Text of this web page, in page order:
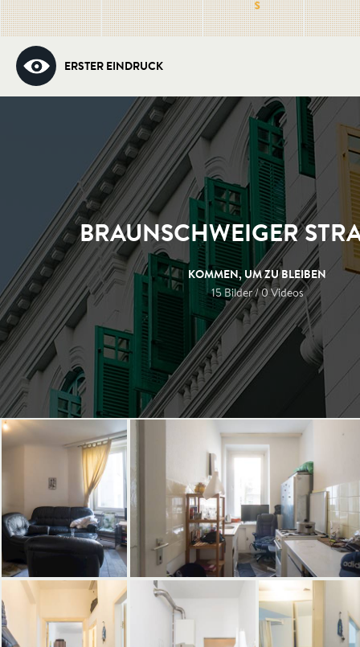
ERSTER EINDRUCK
BRAUNSCHWEIGER
KOMMEN, UM ZU BLEIBEN
15 Bilder / 0 Videos